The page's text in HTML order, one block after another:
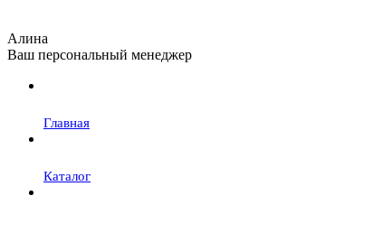
Алина
Ваш персональный менеджер
Главная
Каталог